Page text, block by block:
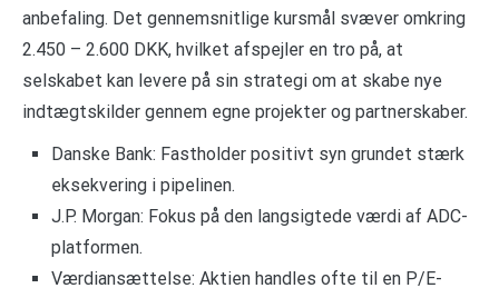
anbefaling. Det gennemsnitlige kursmål svæver omkring
2.450 – 2.600 DKK, hvilket afspejler en tro på, at
selskabet kan levere på sin strategi om at skabe nye
indtægtskilder gennem egne projekter og partnerskaber.
Danske Bank: Fastholder positivt syn grundet stærk
eksekvering i pipelinen.
J.P. Morgan: Fokus på den langsigtede værdi af ADC-
platformen.
Værdiansættelse: Aktien handles ofte til en P/E-